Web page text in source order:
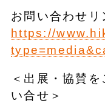
お問い合わせリ
https://
＜出展・協賛
い合せ＞